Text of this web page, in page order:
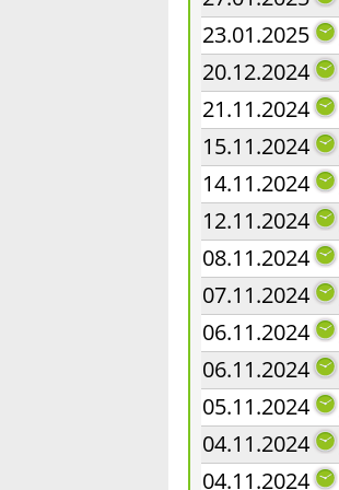
23.01.2025
20.12.2024
21.11.2024
15.11.2024
14.11.2024
12.11.2024
08.11.2024
07.11.2024
06.11.2024
06.11.2024
05.11.2024
04.11.2024
04.11.2024